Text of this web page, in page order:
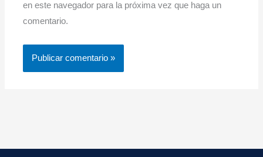
en este navegador para la próxima vez que haga un
comentario.